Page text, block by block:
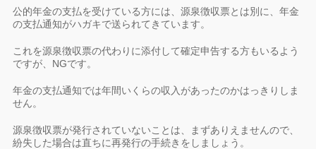
公的年金の支払を受けている方には、源泉徴収票とは別に、年金
の支払通知がハガキで送られてきています。
これを源泉徴収票の代わりに添付して確定申告する方もいるよう
ですが、NGです。
年金の支払通知では年間いくらの収入があったのかはっきりしま
せん。
源泉徴収票が発行されていないことは、まずありえませんので、
紛失した場合は直ちに再発行の手続きをしましょう。